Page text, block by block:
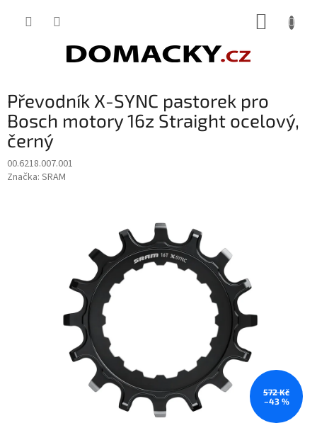
Převodník X-SYNC pastorek pro
Bosch motory 16z Straight ocelový,
černý
00.6218.007.001
Značka: SRAM
572 Kč
–43 %